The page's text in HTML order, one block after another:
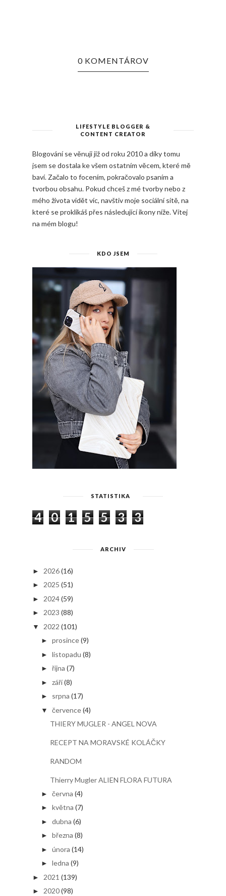
0 KOMENTÁROV
LIFESTYLE BLOGGER &
CONTENT CREATOR
Blogování se věnuji již od roku 2010 a díky tomu
jsem se dostala ke všem ostatním věcem, které mě
baví. Začalo to focením, pokračovalo psaním a
tvorbou obsahu. Pokud chceš z mé tvorby nebo z
mého života vidět víc, navštiv moje sociální sítě, na
které se proklikáš přes následující ikony níže. Vítej
na mém blogu!
KDO JSEM
STATISTIKA
4 0 1 5 5 3 3
ARCHIV
► 2026(16)
► 2025 (51)
► 2024(59)
► 2023 (88)
▼ 2022 (101)
► prosince(9)
► listopadu (8)
► října (7)
► září(8)
► srpna (17)
▼ července(4)
THIERY MUGLER - ANGEL NOVA
RECEPT NA MORAVSKÉ KOLÁČKY
RANDOM
Thierry Mugler ALIEN FLORA FUTURA
► června (4)
► května (7)
► dubna (6)
► března (8)
► února (14)
► ledna (9)
► 2021 (139)
► 2020(98)